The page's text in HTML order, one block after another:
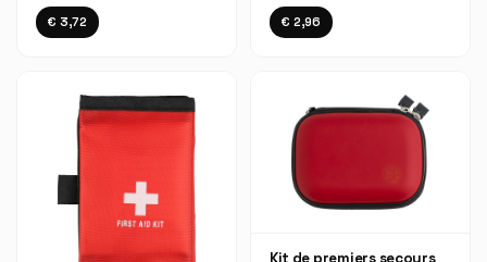
€ 3,72 € 2,96